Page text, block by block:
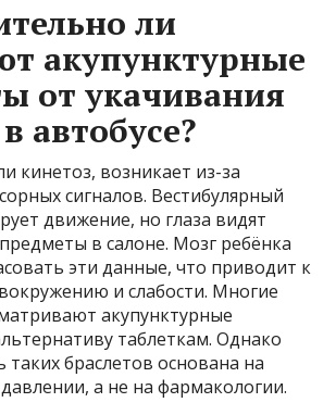
ли
акупунктурные
от укачивания
автобусе?
кинетоз, возникает из-за
сигналов. Вестибулярный
движение, но глаза видят
в салоне. Мозг ребёнка
эти данные, что приводит к
и слабости. Многие
акупунктурные
таблеткам. Однако
таких браслетов основана на
а не на фармакологии.